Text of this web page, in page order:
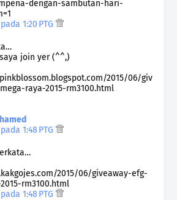
dengan-sambutan-hari-
1:20 PTG
join yer (^^,)
2015/06/giv
raya-2015-rm3100.html
1:48 PTG
2015/06/giveaway-efg-
rm3100.html
1:48 PTG